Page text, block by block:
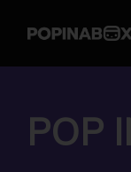
POP